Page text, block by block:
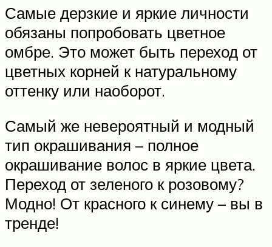
Самые дерзкие и яркие личности
обязаны попробовать цветное
омбре. Это может быть переход от
цветных корней к натуральному
оттенку или наоборот.
Самый же невероятный и модный
тип окрашивания – полное
окрашивание волос в яркие цвета.
Переход от зеленого к розовому?
Модно! От красного к синему – вы в
тренде!